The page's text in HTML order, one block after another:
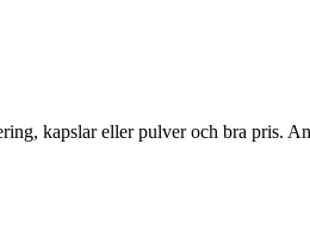
kapslar eller pulver och bra pris.